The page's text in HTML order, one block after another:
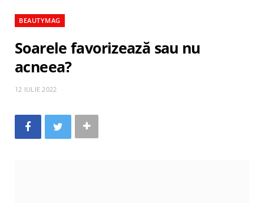
BEAUTYMAG
Soarele favorizează sau nu
acneea?
12 IULIE 2022